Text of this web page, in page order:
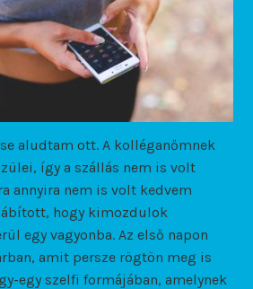
aludtam ott. A kolléganőmnek
így a szállás nem is volt
annyira nem is volt kedvem
hogy kimozdulok
egy vagyonba. Az első napon
amit persze rögtön meg is
egy szelfi formájában, amelynek